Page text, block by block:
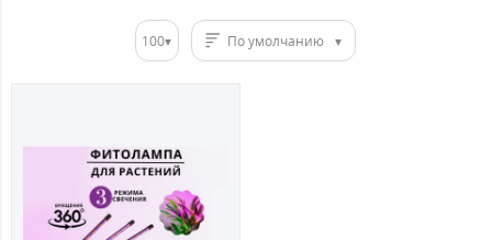
100 По умолчанию